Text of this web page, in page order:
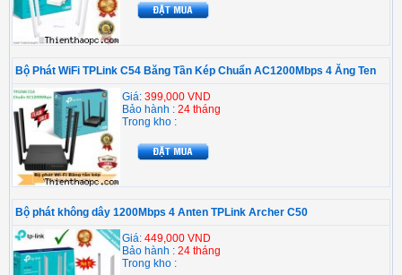
Bộ Phát WiFi TPLink C54 Băng Tần Kép Chuẩn AC1200Mbps 4 Ăng Ten
Giá: 399,000 VND
Bảo hành : 24 tháng
Trong kho :
Bộ phát không dây 1200Mbps 4 Anten TPLink Archer C50
Giá: 449,000 VND
Bảo hành : 24 tháng
Trong kho :